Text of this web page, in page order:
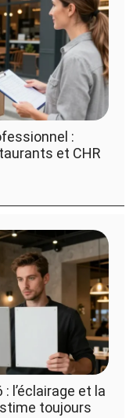
:
et CHR
l’éclairage et la
toujours